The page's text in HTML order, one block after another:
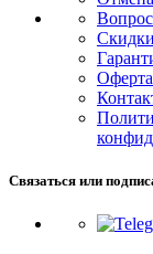
Скидки
Оферта
Связаться или